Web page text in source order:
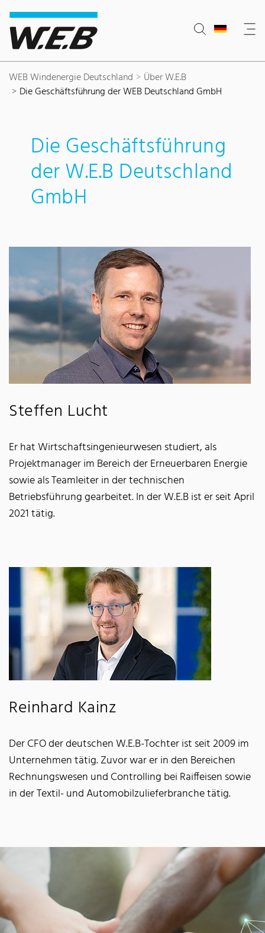
Inhaltsbereich
Suche
Hauptnavigation
Kontakt
Footer
WEB Windenergie Deutschland
Über W.E.B
Die Geschäftsführung der WEB Deutschland GmbH
Die Geschäftsführung
der W.E.B Deutschland
GmbH
Steffen Lucht
Er hat Wirtschaftsingenieurwesen studiert, als
Projektmanager im Bereich der Erneuerbaren Energie
sowie als Teamleiter in der technischen
Betriebsführung gearbeitet. In der W.E.B ist er seit April
2021 tätig.
Reinhard Kainz
Der CFO der deutschen W.E.B-Tochter ist seit 2009 im
Unternehmen tätig. Zuvor war er in den Bereichen
Rechnungswesen und Controlling bei Raiffeisen sowie
in der Textil- und Automobilzulieferbranche tätig.